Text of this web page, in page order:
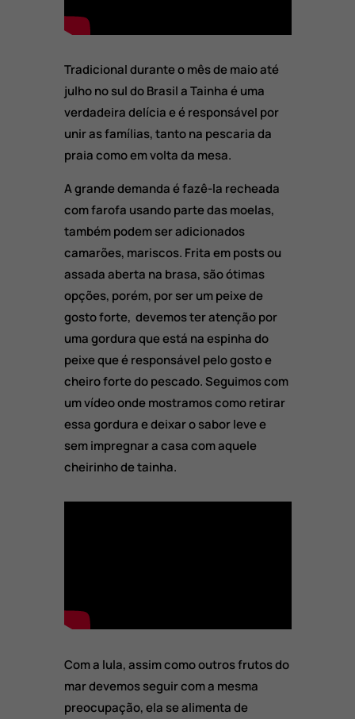
Tradicional durante o mês de maio até
julho no sul do Brasil a Tainha é uma
verdadeira delícia e é responsável por
unir as famílias, tanto na pescaria da
praia como em volta da mesa.
A grande demanda é fazê-la recheada
com farofa usando parte das moelas,
também podem ser adicionados
camarões, mariscos. Frita em posts ou
assada aberta na brasa, são ótimas
opções, porém, por ser um peixe de
gosto forte, devemos ter atenção por
uma gordura que está na espinha do
peixe que é responsável pelo gosto e
cheiro forte do pescado. Seguimos com
um vídeo onde mostramos como retirar
essa gordura e deixar o sabor leve e
sem impregnar a casa com aquele
cheirinho de tainha.
Com a lula, assim como outros frutos do
mar devemos seguir com a mesma
preocupação, ela se alimenta de